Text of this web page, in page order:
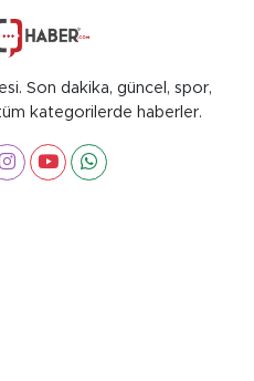
Son dakika, güncel, spor,
kategorilerde haberler.